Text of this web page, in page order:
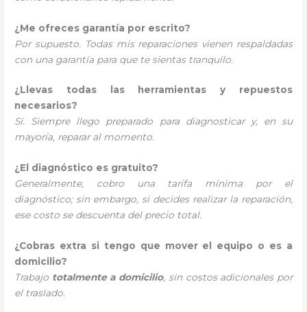
¿Me ofreces garantía por escrito?
Por supuesto. Todas mis reparaciones vienen respaldadas
con una garantía para que te sientas tranquilo.
¿Llevas todas las herramientas y repuestos
necesarios?
Sí. Siempre llego preparado para diagnosticar y, en su
mayoría, reparar al momento.
¿El diagnóstico es gratuito?
Generalmente, cobro una tarifa mínima por el
diagnóstico; sin embargo, si decides realizar la reparación,
ese costo se descuenta del precio total.
¿Cobras extra si tengo que mover el equipo o es a
domicilio?
Trabajo totalmente a domicilio, sin costos adicionales por
el traslado.